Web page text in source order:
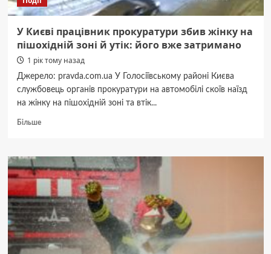
У Києві працівник прокуратури збив жінку на
пішохідній зоні й утік: його вже затримано
1 рік тому назад
Джерело: pravda.com.ua У Голосіївському районі Києва
службовець органів прокуратури на автомобілі скоїв наїзд
на жінку на пішохідній зоні та втік...
БільшеДокладніше
Києві
працівник
прокуратури
збив
жінку
на
пішохідній
зоні
й